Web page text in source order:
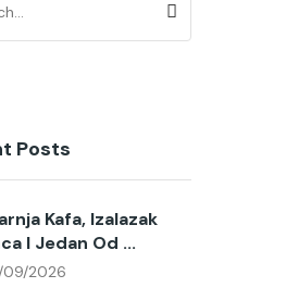
Posts
Kafa, Izalazak
I Jedan Od ...
09/2026